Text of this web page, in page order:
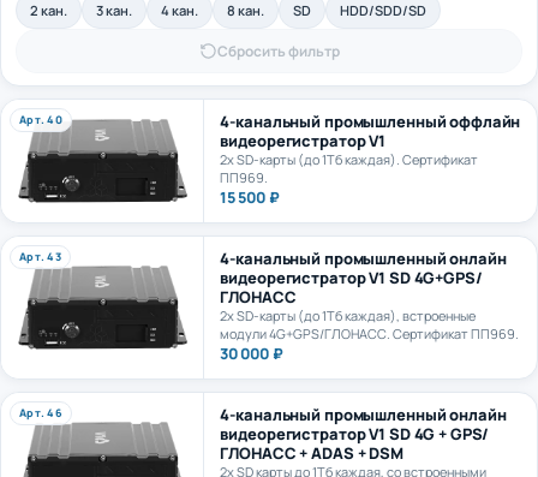
Арт. 40
4-канальный промышленный оффлайн
видеорегистратор V1
2х SD-карты (до 1Тб каждая). Сертификат
ПП969.
15 500 ₽
Арт. 43
4-канальный промышленный онлайн
видеорегистратор V1 SD 4G+GPS/
ГЛОНАСС
2х SD-карты (до 1Тб каждая), встроенные
модули 4G+GPS/ГЛОНАСС. Сертификат ПП969.
30 000 ₽
Арт. 46
4-канальный промышленный онлайн
видеорегистратор V1 SD 4G + GPS/
ГЛОНАСС + ADAS + DSM
2х SD карты до 1Тб каждая, со встроенными